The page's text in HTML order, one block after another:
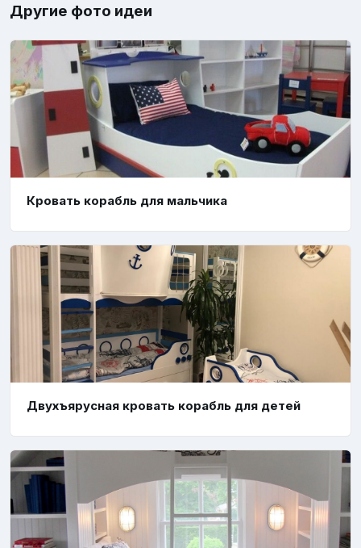
Другие фото идеи
Кровать корабль для мальчика
Двухъярусная кровать корабль для детей